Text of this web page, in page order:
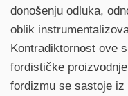
donošenju odluka,
oblik
Kontradiktornost ove
fordističke
fordizmu se sastoje